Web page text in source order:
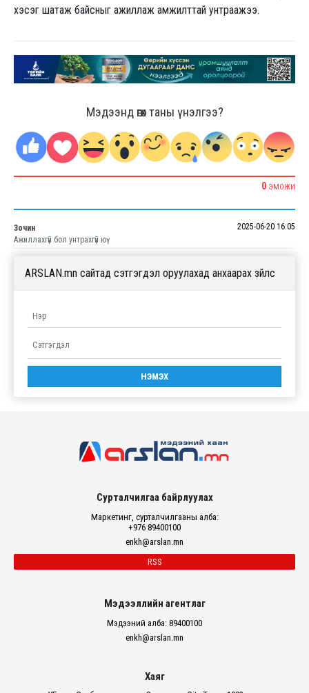
хэсэг шатаж байсныг ажиллаж амжилттай унтраажээ.
Мэдээнд өгөх таны үнэлгээ?
0 ЭМОЖИ
Зочин
2025-06-20 16:05
Ажиллахгүй бол унтрахгүй юү
ARSLAN.mn сайтад сэтгэгдэл оруулахад анхаарах зүйлс
Сурталчилгаа байрлуулах
Маркетинг, сурталчилгааны алба:
+976 89400100
enkh@arslan.mn
RSS
Мэдээллийн агентлаг
Мэдээний алба: 89400100
enkh@arslan.mn
Хаяг